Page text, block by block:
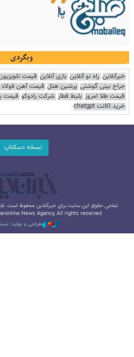
وبگردی
خبرآنلاین راه نو آنلاین بازی آنلاین قیمت
جراح بینی گوشتی پرشین هتل قیمت آهن فولاد
قیمت طلا امروز بلیط قطار شرکت رادوکو قیمت
خرید اکانت chatgpt
نسخه دسکتاپ
تمامی حقوق این سایت برای خبرآنلاین محفوظ است.
News Agancy, All rights reserved
طراحی و تولید: